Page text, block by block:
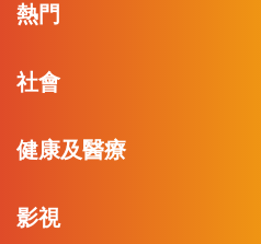
熱門
社會
健康及醫療
影視